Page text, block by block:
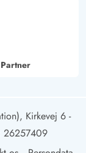
Partner
Kirkevej 6 -
26257409